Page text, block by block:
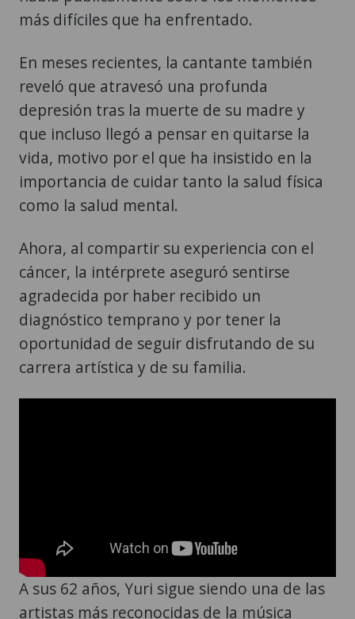
más difíciles que ha enfrentado.
En meses recientes, la cantante también
reveló que atravesó una profunda
depresión tras la muerte de su madre y
que incluso llegó a pensar en quitarse la
vida, motivo por el que ha insistido en la
importancia de cuidar tanto la salud física
como la salud mental.
Ahora, al compartir su experiencia con el
cáncer, la intérprete aseguró sentirse
agradecida por haber recibido un
diagnóstico temprano y por tener la
oportunidad de seguir disfrutando de su
carrera artística y de su familia.
A sus 62 años, Yuri sigue siendo una de las
artistas más reconocidas de la música